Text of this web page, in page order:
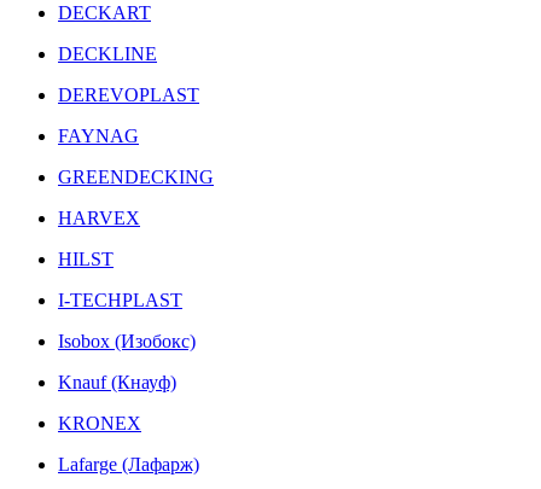
DECKART
DECKLINE
DEREVOPLAST
FAYNAG
GREENDECKING
HARVEX
HILST
I-TECHPLAST
Isobox (Изобокс)
Knauf (Кнауф)
KRONEX
Lafarge (Лафарж)